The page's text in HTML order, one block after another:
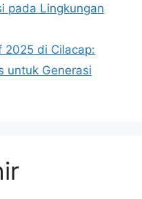
pada Lingkungan
2025 di Cilacap:
untuk Generasi